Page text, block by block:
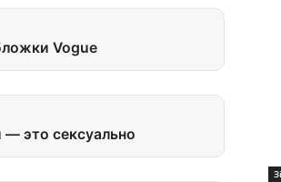
Vogue
это сексуально